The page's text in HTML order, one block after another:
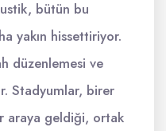
bütün bu
yakın hissettiriyor.
düzenlemesi ve
Stadyumlar, birer
araya geldiği, ortak